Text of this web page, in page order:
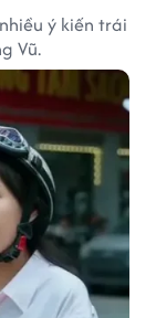
ý kiến trái
Vũ.